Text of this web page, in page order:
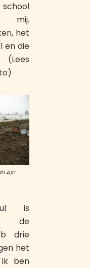
mij.
het
en die
(Lees
zijn
is
de
drie
het
ben